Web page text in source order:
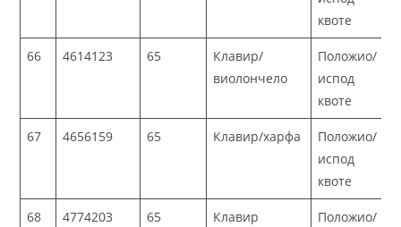
квоте
66 4614123 65
Клавир/
виолончело
Положио/
испод
квоте
67 4656159 65 Клавир/харфа
Положио/
испод
квоте
68 4774203 65 Клавир
Положио/